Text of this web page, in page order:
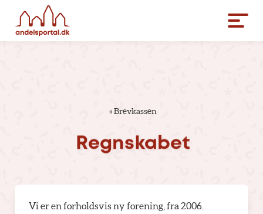
«Brevkassen
Regnskabet
Vi er en forholdsvis ny forening, fra 2006.